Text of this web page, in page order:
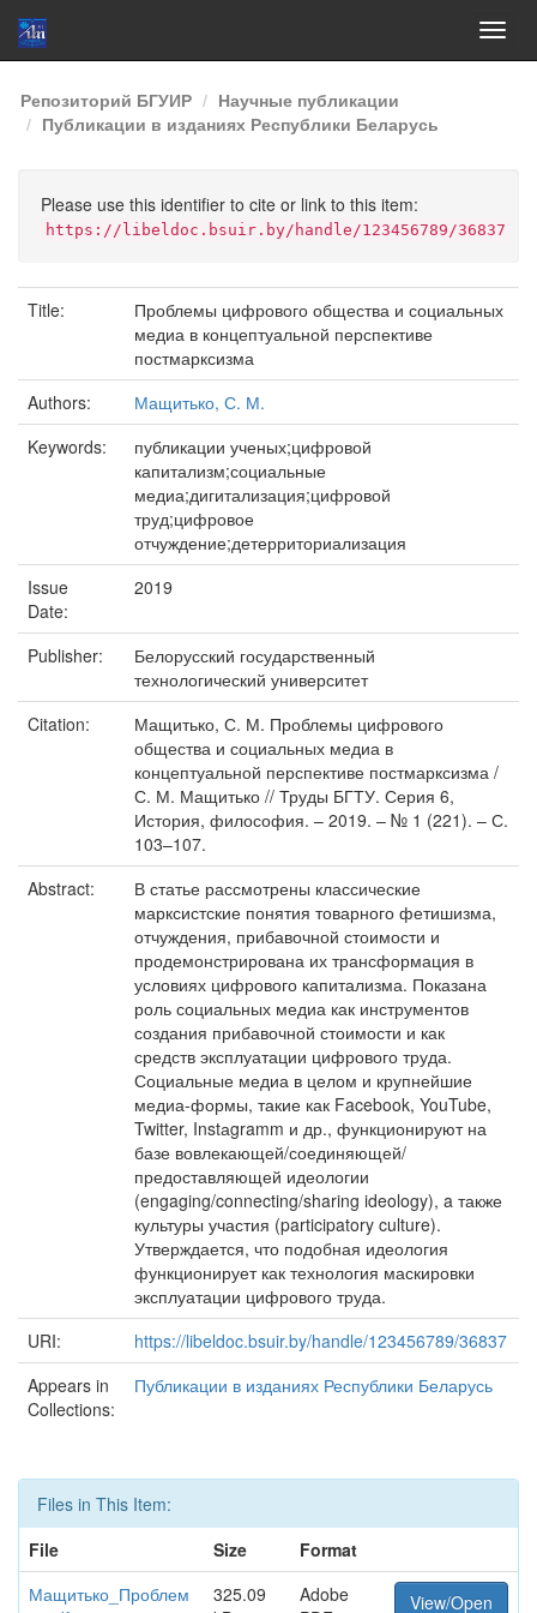
Skip
navigation
Репозиторий БГУИР
Научные публикации
Публикации в изданиях Республики Беларусь
Please use this identifier to cite or link to this item:
https://libeldoc.bsuir.by/handle/123456789/36837
Title:
Проблемы цифрового общества и социальных
медиа в концептуальной перспективе
постмарксизма
Authors:
Мащитько, С. М.
Keywords:
публикации ученых;цифровой
капитализм;социальные
медиа;дигитализация;цифровой
труд;цифровое
отчуждение;детерриториализация
Issue
Date:
2019
Publisher:
Белорусский государственный
технологический университет
Citation:
Мащитько, С. М. Проблемы цифрового
общества и социальных медиа в
концептуальной перспективе постмарксизма /
С. М. Мащитько // Труды БГТУ. Серия 6,
История, философия. – 2019. – № 1 (221). – С.
103–107.
Abstract:
В статье рассмотрены классические
марксистские понятия товарного фетишизма,
отчуждения, прибавочной стоимости и
продемонстрирована их трансформация в
условиях цифрового капитализма. Показана
роль социальных медиа как инструментов
создания прибавочной стоимости и как
средств эксплуатации цифрового труда.
Социальные медиа в целом и крупнейшие
медиа-формы, такие как Facebook, YouTube,
Twitter, Instаgramm и др., функционируют на
базе вовлекающей/соединяющей/
предоставляющей идеологии
(engaging/connecting/sharing ideology), a также
культуры участия (participatory culture).
Утверждается, что подобная идеология
функционирует как технология маскировки
эксплуатации цифрового труда.
URI:
https://libeldoc.bsuir.by/handle/123456789/36837
Appears in
Collections:
Публикации в изданиях Республики Беларусь
Files in This Item:
File
Size
Format
Мащитько_Проблем
325.09
Adobe
View/Open